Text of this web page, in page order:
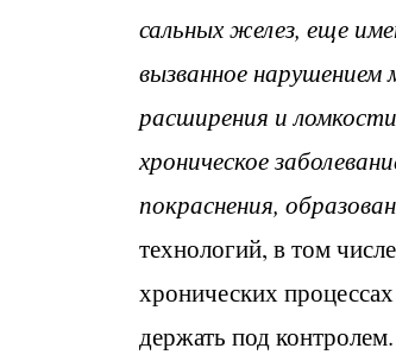
сальных желез, еще
вызванное нарушением
расширения и
хроническое
покраснения,
технологий, в том
хронических
держать под контролем.